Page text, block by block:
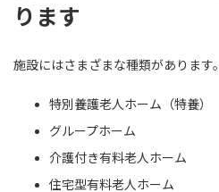
ります
施設にはさまざまな種類があります。
特別養護老人ホーム（特養）
グループホーム
介護付き有料老人ホーム
住宅型有料老人ホーム